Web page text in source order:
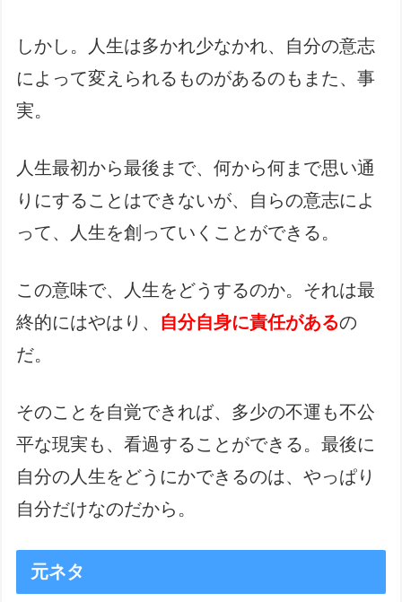
しかし。人生は多かれ少なかれ、自分の意志
によって変えられるものがあるのもまた、事
実。
人生最初から最後まで、何から何まで思い通
りにすることはできないが、自らの意志によ
って、人生を創っていくことができる。
この意味で、人生をどうするのか。それは最
終的にはやはり、 自分自身に責任があるの
だ。
そのことを自覚できれば、多少の不運も不公
平な現実も、看過することができる。最後に
自分の人生をどうにかできるのは、やっぱり
自分だけなのだから。
元ネタ